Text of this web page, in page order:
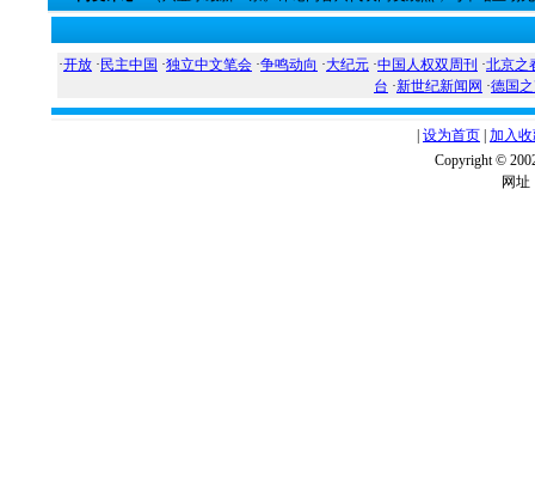
·开放 · 民主中国 ·独立中文笔会 ·争鸣动向 ·大纪元 ·中国人权双周刊 ·北京之
台 ·新世纪新闻网 ·德国
设为首页 加入
Copyright ©
网址